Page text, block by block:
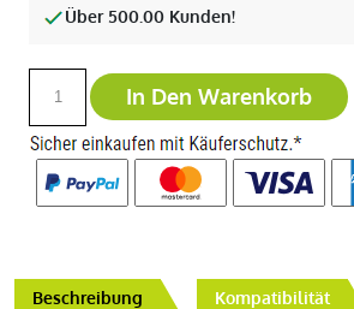
Über 500.00 Kunden!
In Den Warenkorb
Beschreibung
Kompatibilität